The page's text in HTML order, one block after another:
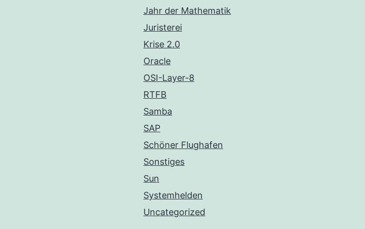
Jahr der Mathematik
Juristerei
Krise 2.0
Oracle
OSI-Layer-8
RTFB
Samba
SAP
Schöner Flughafen
Sonstiges
Sun
Systemhelden
Uncategorized